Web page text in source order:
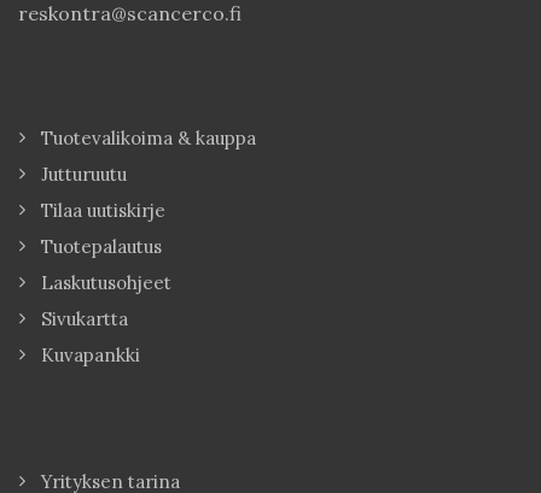
reskontra@scancerco.fi
Tuotevalikoima & kauppa
Jutturuutu
Tilaa uutiskirje
Tuotepalautus
Laskutusohjeet
Sivukartta
Kuvapankki
Yrityksen tarina